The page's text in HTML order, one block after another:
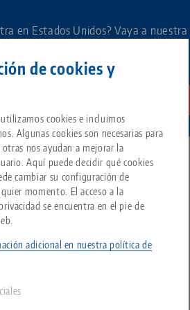
de cookies y
cookies e incluimos
Algunas cookies son necesarias para
nos ayudan a mejorar la
Aquí puede decidir qué cookies
cambiar su configuración de
momento. El acceso a la
se encuentra en el pie de
adicional en nuestra política de
en Estados Unidos? Vaya a nuestra
Todo de una sola fuente
Sistema de sujeción de punto
Portapiezas
Grupo de
Tipos de productos
Resumen de productos
Acerca de LANG
Filosofía
Innovaciones
Descargas
FAQ
Solicitud de catálogo
Blog
Noticias
Eventos
encontrar ningún resultado.
en el
mira de la EMO
2021
a las novedades